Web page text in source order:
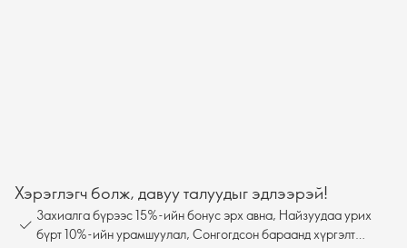
Хэрэглэгч болж, давуу талуудыг эдлээрэй!
Захиалга бүрээс 15%-ийн бонус эрх авна, Найзуудаа урих
бүрт 10%-ийн урамшуулал, Сонгогдсон бараанд хүргэлт